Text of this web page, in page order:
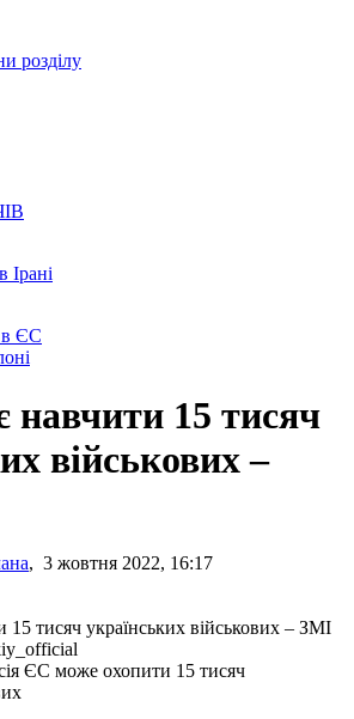
розділу
Ірані
в ЄС
навчити 15 тисяч
військових –
, 3 жовтня 2022, 16:17
ЄС може охопити 15 тисяч